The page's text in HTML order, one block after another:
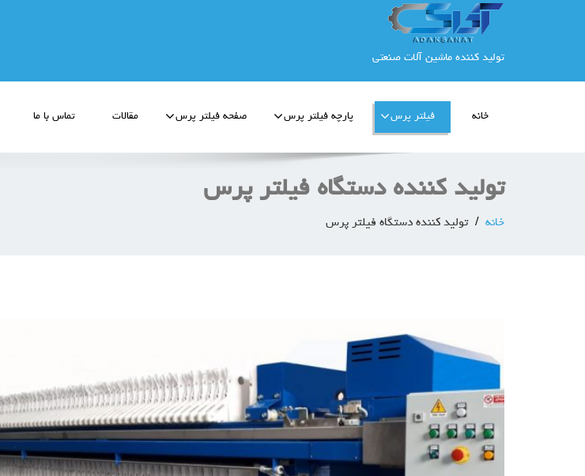
تولید کننده ماشین آلات صنعتی
خانه فیلتر پرس پارچه فیلتر پرس صفحه فیلتر پرس مقالات تماس با ما
تولید کننده دستگاه فیلتر پرس
خانه تولید کننده دستگاه فیلتر پرس